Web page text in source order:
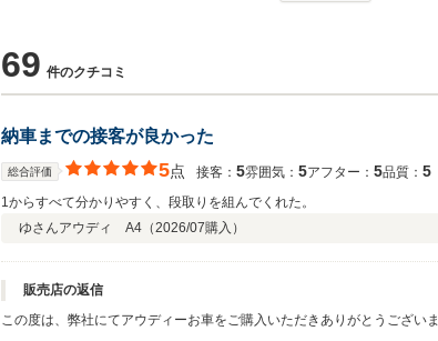
69 件のクチコミ
納車までの接客が良かった
総合評価 5点 接客： 5雰囲気： 5アフター： 5品質： 5
1からすべて分かりやすく、段取りを組んでくれた。
ゆさんアウディ A4（2026/07購入）
販売店の返信
この度は、弊社にてアウディーお車をご購入いただきありがとうござ